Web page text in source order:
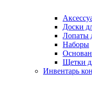
Доски
Лопаты
Наборы
Щетки
Инвентарь